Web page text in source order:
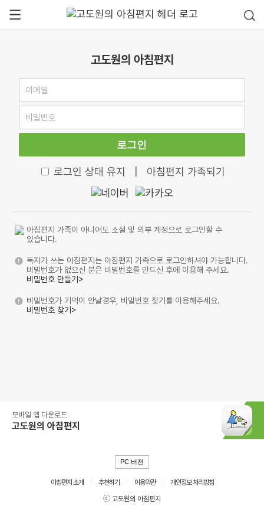
고도원의 아침편지
로그인
로그인 상태 유지 아침편지 가족되기
아침편지 가족이 아니어도 소셜 및 외부 계정으로 로그인할 수
있습니다.
독자가 쓰는 아침편지는 아침편지 가족으로 로그인하셔야 가능합니다.
비밀번호가 없으신 분은 비밀번호를 만드신 후에 이용해 주세요.
비밀번호 만들기>
비밀번호가 기억이 안날경우, 비밀번호 찾기를 이용해주세요.
비밀번호 찾기>
모바일 앱 다운로드
고도원의 아침편지
PC 버전
아침편지 소개 추천하기 이용약관
개인정보 처리방침
ⓒ 고도원의 아침편지